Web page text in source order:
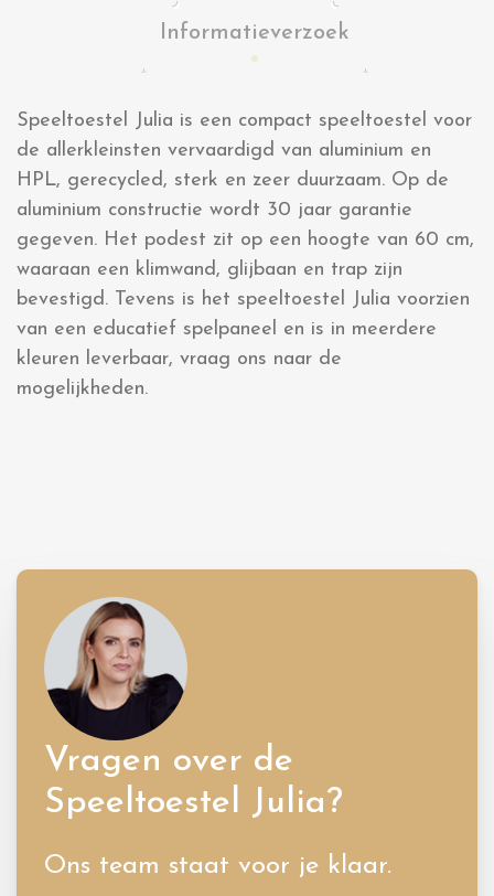
Informatieverzoek
Speeltoestel Julia is een compact speeltoestel voor
de allerkleinsten vervaardigd van aluminium en
HPL, gerecycled, sterk en zeer duurzaam. Op de
aluminium constructie wordt 30 jaar garantie
gegeven. Het podest zit op een hoogte van 60 cm,
waaraan een klimwand, glijbaan en trap zijn
bevestigd. Tevens is het speeltoestel Julia voorzien
van een educatief spelpaneel en is in meerdere
kleuren leverbaar, vraag ons naar de
mogelijkheden.
Vragen over de
Speeltoestel Julia?
Ons team staat voor je klaar.